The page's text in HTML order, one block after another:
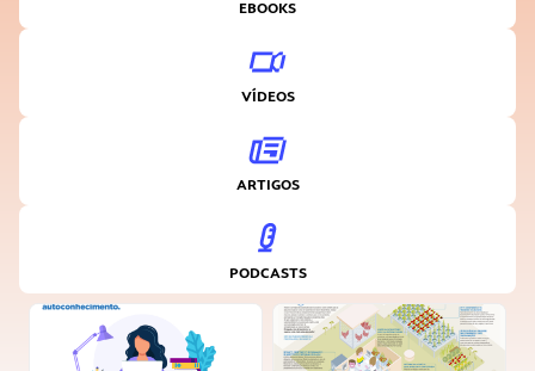
EBOOKS
VÍDEOS
ARTIGOS
PODCASTS